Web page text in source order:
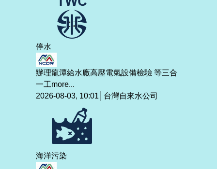
停水
辦理龍潭給水廠高壓電氣設備檢驗 等三合
一工more...
2026-08-03, 10:01│台灣自來水公司
海洋污染